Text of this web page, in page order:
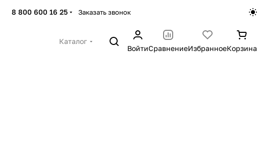
8 800 600 16 25 Заказать звонок
Каталог
ВойтиСравнениеИзбранноеКорзина